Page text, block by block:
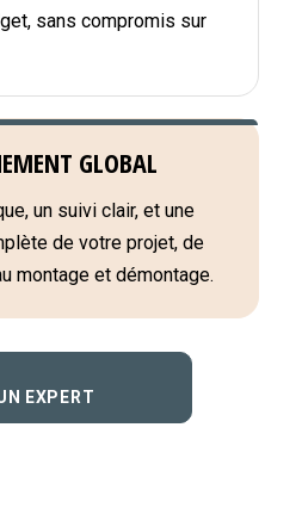
sans compromis sur
GLOBAL
un suivi clair, et une
de votre projet, de
montage et démontage.
EXPERT